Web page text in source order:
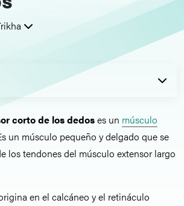
corto de los dedoses un músculo
un músculo pequeño y delgado que se
los tendones del músculo extensor largo
en el calcáneo y el retináculo